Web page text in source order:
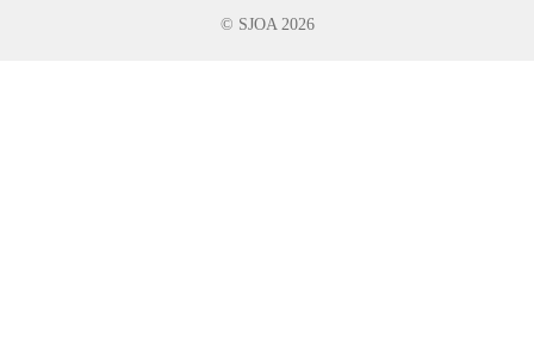
© SJOA 2026